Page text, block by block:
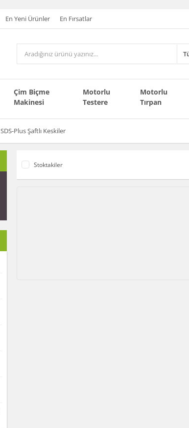
En Yeni Ürünler En Fırsatlar
Çim Biçme
Makinesi
Motorlu
Testere
Motorlu
Tırpan
SDS-Plus Şaftlı Keskiler
Stoktakiler